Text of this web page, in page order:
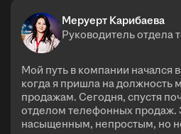
Меруерт Карибаева
Руководитель
Мой путь в компании начался
когда я пришла на должность
продажам. Сегодня, спустя
отделом телефонных продаж.
насыщенным, непростым, но